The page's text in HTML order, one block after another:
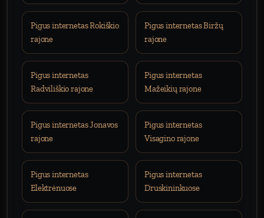
Pigus internetas Rokiškio
rajone
Pigus internetas Biržų
rajone
Pigus internetas
Radviliškio rajone
Pigus internetas
Mažeikių rajone
Pigus internetas Jonavos
rajone
Pigus internetas
Visagino rajone
Pigus internetas
Elektrėnuose
Pigus internetas
Druskininkuose